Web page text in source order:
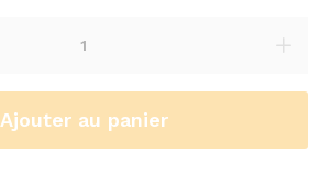
Ajouter au panier